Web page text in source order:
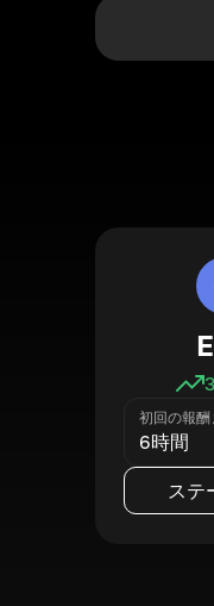
初回の報酬
6時間
ステ